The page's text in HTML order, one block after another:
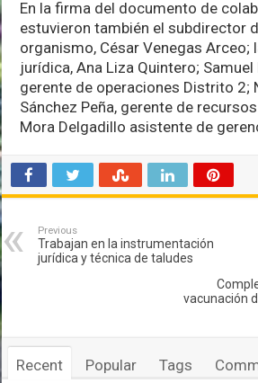
En la firma del documento de
estuvieron también el subdirector
organismo, César Venegas Arceo;
jurídica, Ana Liza Quintero; Samuel
gerente de operaciones Distrito 2;
Sánchez Peña, gerente de
Mora Delgadillo asistente de
Previous
Trabajan en la instrumentación
jurídica y técnica de taludes
vacunación
Recent Popular Tags